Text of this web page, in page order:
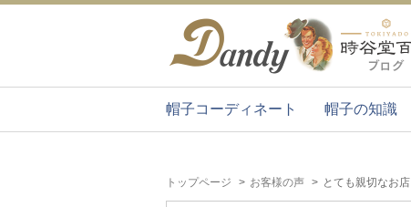
帽子コーディネート 帽子の知識
トップページ お客様の声 とても親切なお店